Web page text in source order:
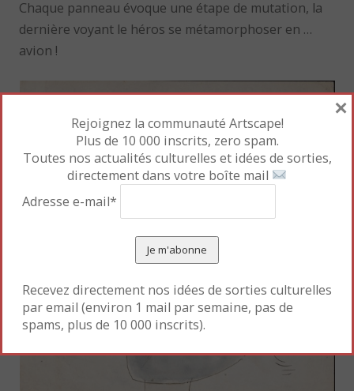
Chaque panneau évoque une étape de mutation, la
dernière voyant le héros se métamorphoser en …
avion !
Rejoignez la communauté Artscape!
Plus de 10 000 inscrits, zero spam.
Toutes nos actualités culturelles et idées de sorties,
directement dans votre boîte mail
Adresse e-mail*
Recevez directement nos idées de sorties culturelles
par email (environ 1 mail par semaine, pas de
spams, plus de 10 000 inscrits).
×